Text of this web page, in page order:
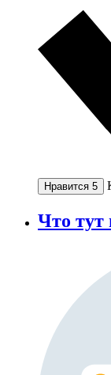
Нравится 5
Что тут